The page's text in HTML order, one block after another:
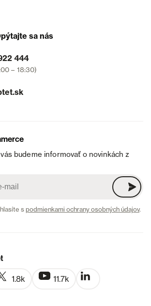
sa nás
444
– 18:30)
budeme informovať o novinkách z
spodmienkami ochrany osobných údajov.
1.8k 11.7k